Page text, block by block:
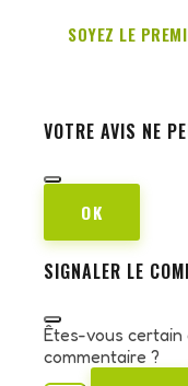
SOYEZ LE
VOTRE AVIS NE
OK
SIGNALER LE
Êtes-vous certain
commentaire ?